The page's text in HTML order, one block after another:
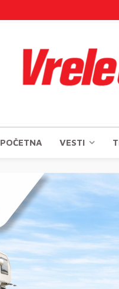
POČETNA VESTI